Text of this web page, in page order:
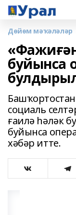
Дөйөм мәҡәләләр
буйынса
социаль
ғаилә һәләк
буйынса
хәбәр итте.